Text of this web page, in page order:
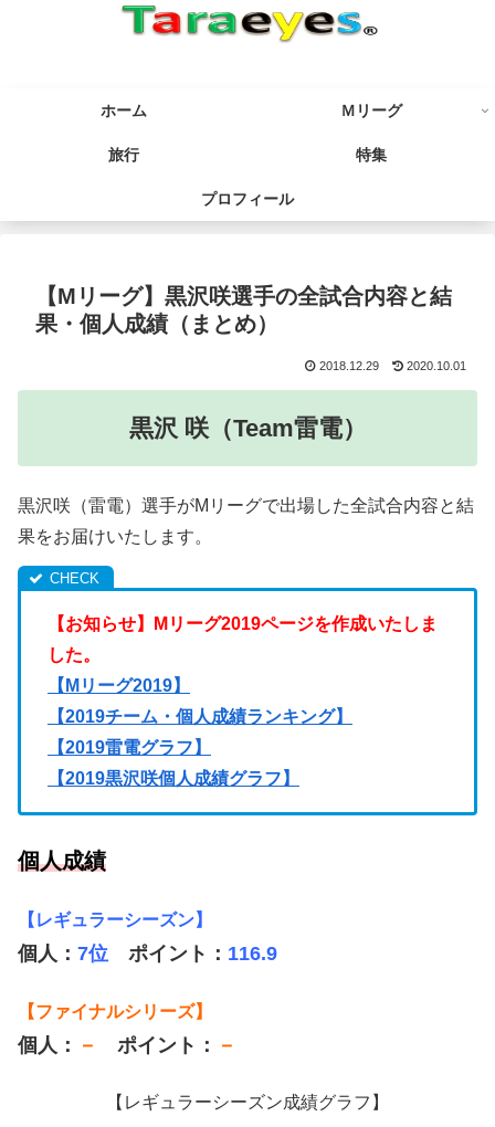
ホーム Ｍリーグ
旅行 特集
プロフィール
【Mリーグ】黒沢咲選手の全試合内容と結
果・個人成績（まとめ）
2018.12.29 2020.10.01
黒沢 咲（Team雷電）
黒沢咲（雷電）選手がMリーグで出場した全試合内容と結
果をお届けいたします。
【お知らせ】Mリーグ2019ページを作成いたしま
した。
【Mリーグ2019】
【2019チーム・個人成績ランキング】
【2019雷電グラフ 】
【2019黒沢咲個人成績グラフ 】
個人成績
【レギュラーシーズン】
個人： 7位 ポイント： 116.9
【ファイナルシリーズ】
個人： － ポイント： －
【レギュラーシーズン成績グラフ】